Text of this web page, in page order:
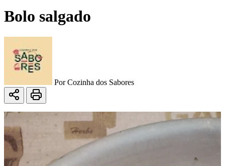
Bolo salgado
PorCozinha dos Sabores